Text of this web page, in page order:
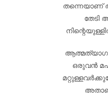
തന്നെയാണ്
ഒരുവൻ